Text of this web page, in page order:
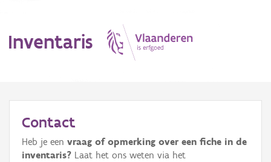
Inventaris
Erfgoedobject
Contact
Heb je een vraag of opmerking over een fiche in de
inventaris? Laat het ons weten via het